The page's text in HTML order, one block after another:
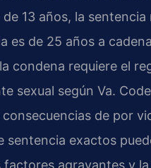
13 años, la sentencia
es de 25 años a
condena requiere el
sexual según Va.
de por
sentencia exactos
factores agravantes y